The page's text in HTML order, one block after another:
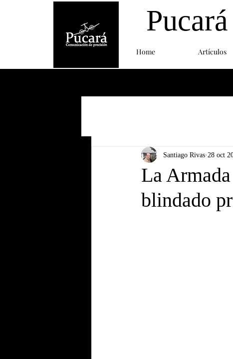
Home Artículos
La
blindado
Santiago Rivas 28 oct